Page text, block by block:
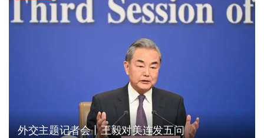
外交主题记者会丨王毅对美连发五问